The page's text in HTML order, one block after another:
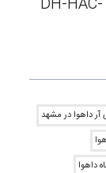
داهوا مدل DH-HAC-
داهوا در مشهد
داهوا